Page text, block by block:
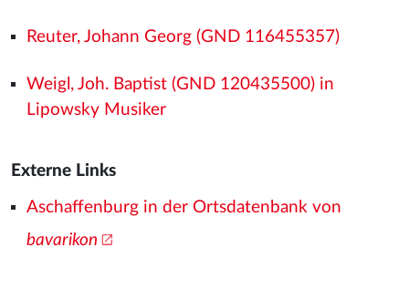
Reuter, Johann Georg (GND 116455357)
Weigl, Joh. Baptist (GND 120435500) in
Lipowsky Musiker
Externe Links
Aschaffenburg in der Ortsdatenbank von
bavarikon